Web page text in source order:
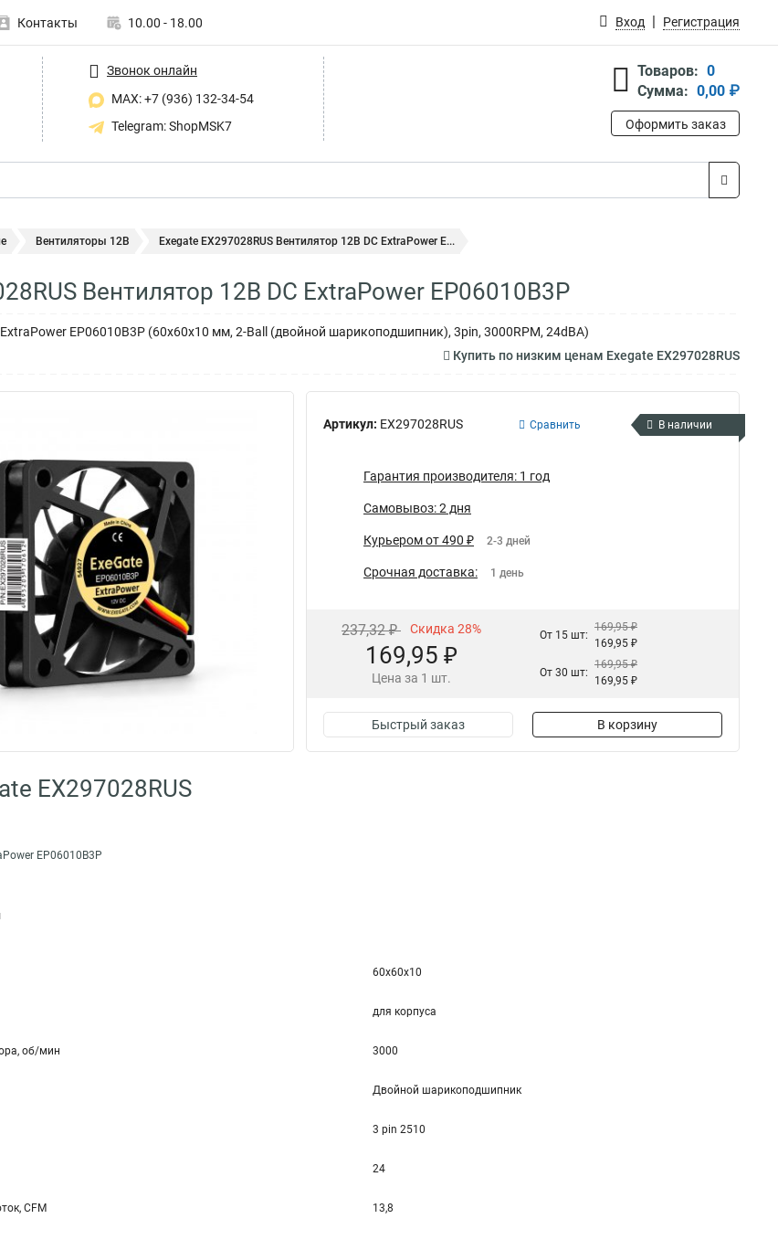
Контакты 10.00 - 18.00 Вход Регистрация
Звонок онлайн
MAX: +7 (936) 132-34-54
Telegram: ShopMSK7
Товаров: 0
Сумма: 0,00 ₽
Оформить заказ
Вентиляторы 12В Exegate EX297028RUS Вентилятор 12В DC ExtraPower E...
Вентилятор 12В DC ExtraPower EP06010B3P
EP06010B3P (60x60x10 мм, 2-Ball (двойной шарикоподшипник), 3pin, 3000RPM, 24dBA)
Купить по низким ценам Exegate EX297028RUS
Артикул: EX297028RUS Сравнить В наличии
Гарантия производителя: 1 год
Самовывоз: 2 дня
Курьером от 490 ₽ 2-3 дней
Срочная доставка: 1 день
237,32 ₽ Скидка 28%
169,95 ₽
Цена за 1 шт.
От 15 шт:
169,95 ₽
169,95 ₽
От 30 шт:
169,95 ₽
169,95 ₽
Быстрый заказ В корзину
EX297028RUS
EP06010B3P
60x60x10
для корпуса
об/мин 3000
Двойной шарикоподшипник
3 pin 2510
24
CFM 13,8